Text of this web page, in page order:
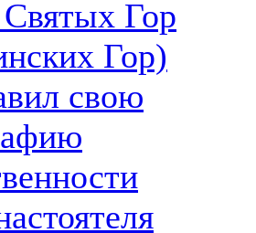
Гор
Гор)
свою